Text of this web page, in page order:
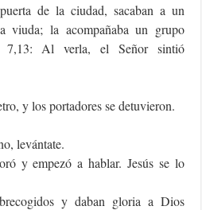
de la ciudad, sacaban a un
viuda; la acompañaba un grupo
7,13: Al verla, el Señor sintió
y los portadores se detuvieron.
levántate.
y empezó a hablar. Jesús se lo
y daban gloria a Dios